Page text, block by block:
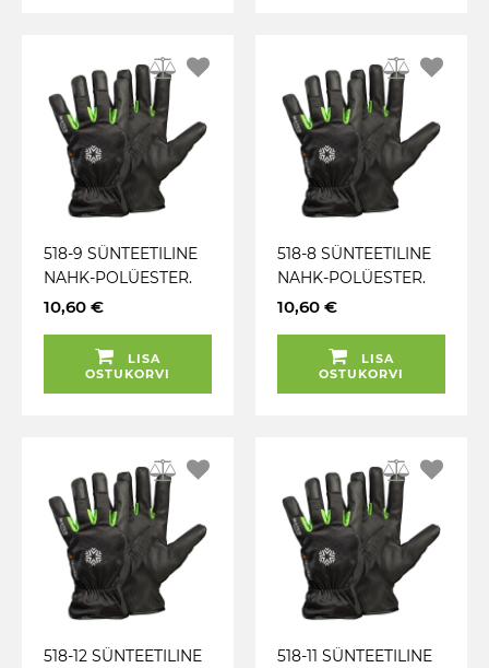
518-9 SÜNTEETILINE
NAHK-POLÜESTER.
FLIIS TALVE
10,60 €
LISA
OSTUKORVI
518-8 SÜNTEETILINE
NAHK-POLÜESTER.
FLIIS TALVE
10,60 €
LISA
OSTUKORVI
518-12 SÜNTEETILINE
518-11 SÜNTEETILINE